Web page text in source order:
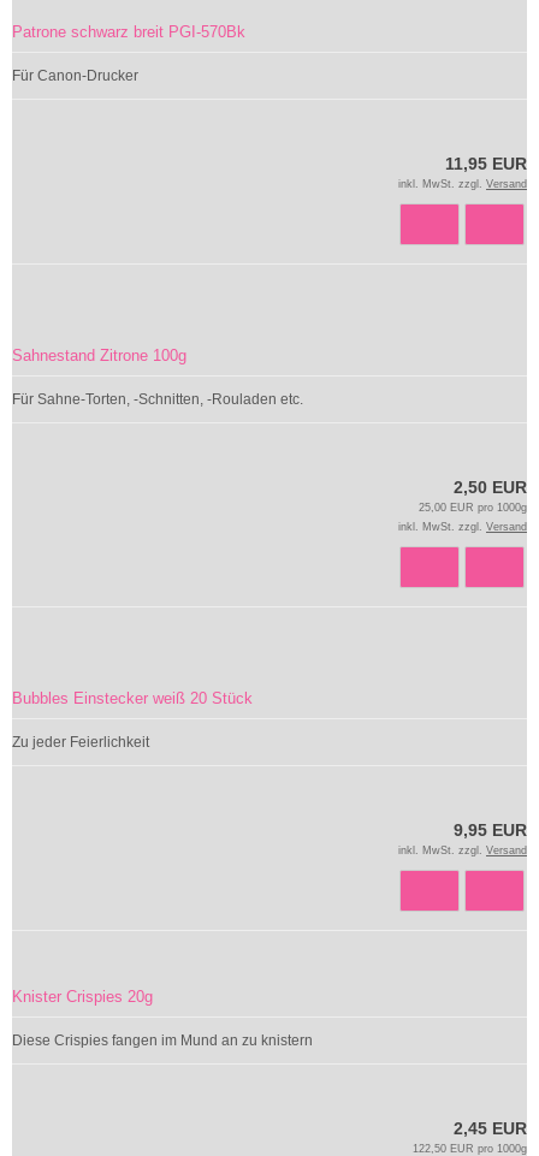
Patrone schwarz breit PGI-570Bk
Für Canon-Drucker
11,95 EUR
inkl. MwSt. zzgl. Versand
Sahnestand Zitrone 100g
Für Sahne-Torten, -Schnitten, -Rouladen etc.
2,50 EUR
25,00 EUR pro 1000g
inkl. MwSt. zzgl. Versand
Bubbles Einstecker weiß 20 Stück
Zu jeder Feierlichkeit
9,95 EUR
inkl. MwSt. zzgl. Versand
Knister Crispies 20g
Diese Crispies fangen im Mund an zu knistern
2,45 EUR
122,50 EUR pro 1000g